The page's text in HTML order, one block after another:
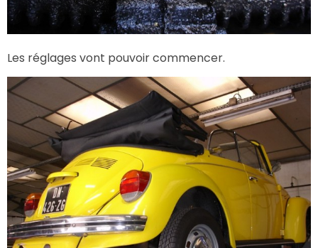
Les réglages vont pouvoir commencer.